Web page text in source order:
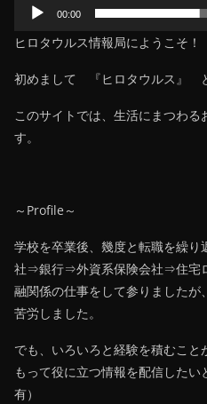
00:00
ヒロタウルス情報局にようこそ！
初めまして 『ヒロタウルス』 と
このサイトでは、生活にまつわる
す。
～Profile～
学校を卒業後、幾度と転職を繰
社⇒銀行⇒外資系保険会社⇒住宅
融関係の仕事をして参りました
苦労しました。
でも、いろいろと経験を積むこ
もって役に立つ情報を配信したい
有）